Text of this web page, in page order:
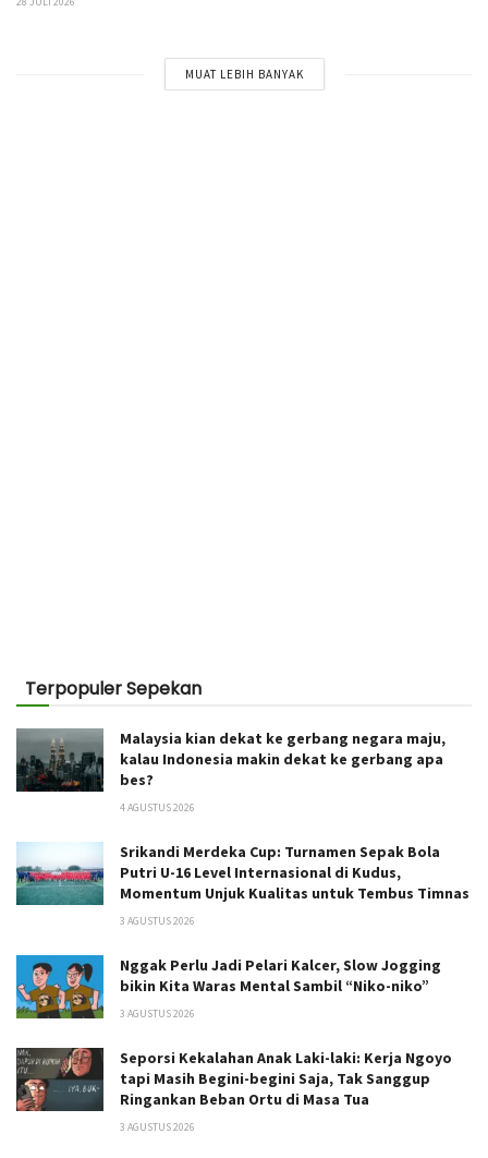
MUAT LEBIH BANYAK
Terpopuler Sepekan
Malaysia kian dekat ke gerbang negara maju,
kalau Indonesia makin dekat ke gerbang apa
bes?
4 AGUSTUS 2026
Srikandi Merdeka Cup: Turnamen Sepak Bola
Putri U-16 Level Internasional di Kudus,
Momentum Unjuk Kualitas untuk Tembus Timnas
3 AGUSTUS 2026
Nggak Perlu Jadi Pelari Kalcer, Slow Jogging
bikin Kita Waras Mental Sambil “Niko-niko”
3 AGUSTUS 2026
Seporsi Kekalahan Anak Laki-laki: Kerja Ngoyo
tapi Masih Begini-begini Saja, Tak Sanggup
Ringankan Beban Ortu di Masa Tua
3 AGUSTUS 2026